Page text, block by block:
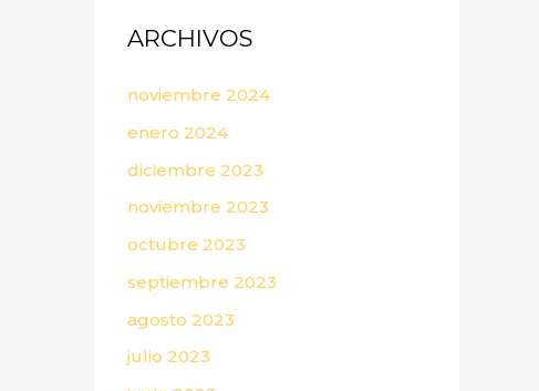
ARCHIVOS
noviembre 2024
enero 2024
diciembre 2023
noviembre 2023
octubre 2023
septiembre 2023
agosto 2023
julio 2023